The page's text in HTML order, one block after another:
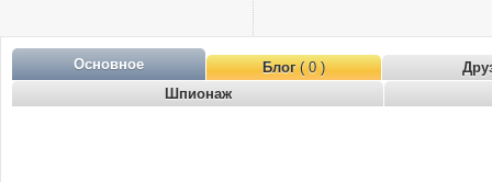
Основное Блог( 0 )
Шпионаж